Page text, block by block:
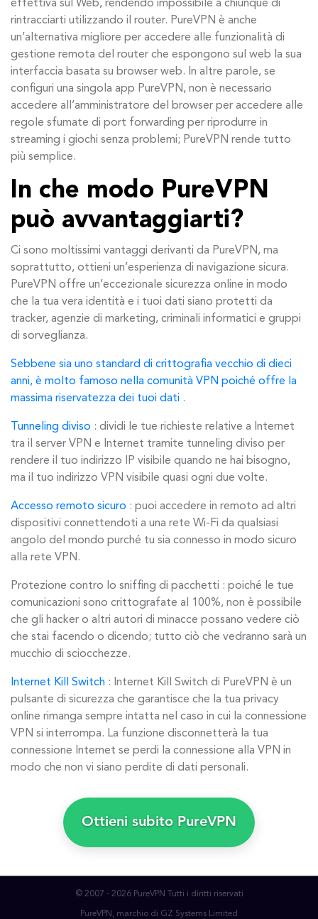
effettiva sul Web, rendendo impossibile a chiunque di
rintracciarti utilizzando il router. PureVPN è anche
un’alternativa migliore per accedere alle funzionalità di
gestione remota del router che espongono sul web la sua
interfaccia basata su browser web. In altre parole, se
configuri una singola app PureVPN, non è necessario
accedere all’amministratore del browser per accedere alle
regole sfumate di port forwarding per riprodurre in
streaming i giochi senza problemi; PureVPN rende tutto
più semplice.
In che modo PureVPN
può avvantaggiarti?
Ci sono moltissimi vantaggi derivanti da PureVPN, ma
soprattutto, ottieni un’esperienza di navigazione sicura.
PureVPN offre un’eccezionale sicurezza online in modo
che la tua vera identità e i tuoi dati siano protetti da
tracker, agenzie di marketing, criminali informatici e gruppi
di sorveglianza.
Sebbene sia uno standard di crittografia vecchio di dieci
anni, è molto famoso nella comunità VPN poiché offre la
massima riservatezza dei tuoi dati .
Tunneling diviso : dividi le tue richieste relative a Internet
tra il server VPN e Internet tramite tunneling diviso per
rendere il tuo indirizzo IP visibile quando ne hai bisogno,
ma il tuo indirizzo VPN visibile quasi ogni due volte.
Accesso remoto sicuro : puoi accedere in remoto ad altri
dispositivi connettendoti a una rete Wi-Fi da qualsiasi
angolo del mondo purché tu sia connesso in modo sicuro
alla rete VPN.
Protezione contro lo sniffing di pacchetti : poiché le tue
comunicazioni sono crittografate al 100%, non è possibile
che gli hacker o altri autori di minacce possano vedere ciò
che stai facendo o dicendo; tutto ciò che vedranno sarà un
mucchio di sciocchezze.
Internet Kill Switch : Internet Kill Switch di PureVPN è un
pulsante di sicurezza che garantisce che la tua privacy
online rimanga sempre intatta nel caso in cui la connessione
VPN si interrompa. La funzione disconnetterà la tua
connessione Internet se perdi la connessione alla VPN in
modo che non vi siano perdite di dati personali.
Ottieni subito PureVPN
© 2007 - 2026 PureVPN Tutti i diritti riservati
PureVPN, marchio di GZ Systems Limited